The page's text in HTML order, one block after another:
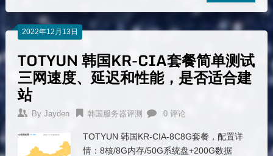
2022年12月13日
TOTYUN 韩国KR-CIA套餐简单测试
三网速度、延迟和性能，是否适合建
站
By Jayden 韩国服务器评测 0 评论
TOTYUN 韩国KR-CIA-8C8G套餐，配置详
情：8核/8G内存/50G系统盘+200G数据